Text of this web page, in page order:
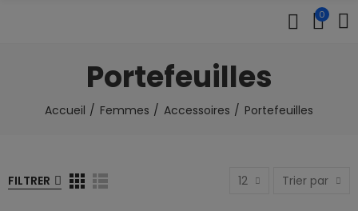
0
Portefeuilles
Accueil Femmes Accessoires Portefeuilles
FILTRER 12 Trier par